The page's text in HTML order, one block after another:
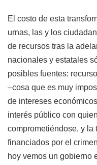
El costo de esta
urnas, las y los
de recursos tras la
nacionales y estatales
posibles fuentes:
–cosa que es muy
de intereses
interés público con
comprometiéndose, y la
financiados por el
hoy vemos un gobierno